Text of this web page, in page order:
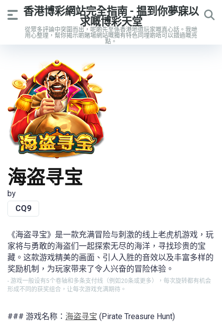
香港博彩網站完全指南 - 揾到你夢寐以
求嘅博彩天堂
從眾多評論中突圍而出，呢啲先至係香港地道玩家嘅真心話。我哋
用心整理，幫你揭示啲賭場網站嘅獨有特色同埋啲唔可以錯過嘅亮
點。
海盗寻宝
by
CQ9
《海盗寻宝》是一款充满冒险与刺激的线上老虎机游戏，玩
家将与勇敢的海盗们一起探索无尽的海洋，寻找珍贵的宝
藏。这款游戏精美的画面、引人入胜的音效以及丰富多样的
奖励机制，为玩家带来了令人兴奋的冒险体验。
- 游戏一般设有5个卷轴和多条支付线（例如20条或更多），每次旋转都有机会
形成不同的获奖组合，让每次游戏充满期待。
### 游戏名称： 海盗寻宝 (Pirate Treasure Hunt)